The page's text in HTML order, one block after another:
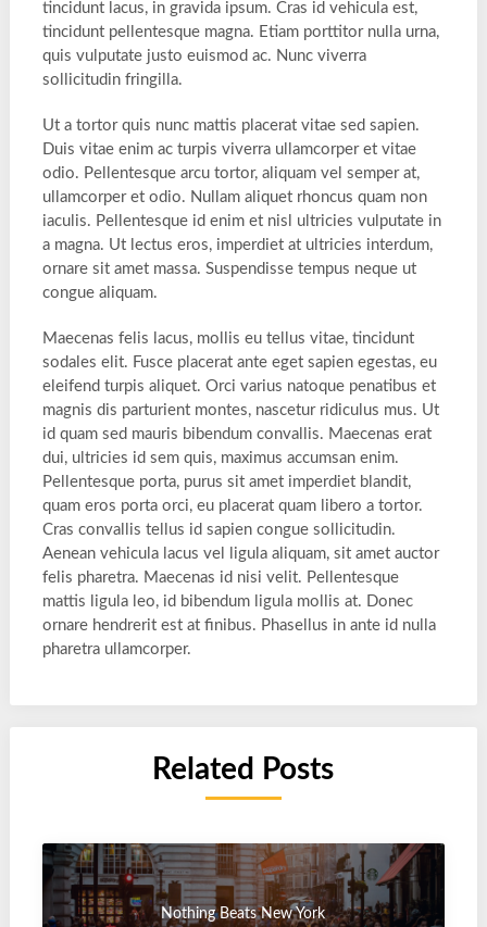
tincidunt lacus, in gravida ipsum. Cras id vehicula est,
tincidunt pellentesque magna. Etiam porttitor nulla urna,
quis vulputate justo euismod ac. Nunc viverra
sollicitudin fringilla.
Ut a tortor quis nunc mattis placerat vitae sed sapien.
Duis vitae enim ac turpis viverra ullamcorper et vitae
odio. Pellentesque arcu tortor, aliquam vel semper at,
ullamcorper et odio. Nullam aliquet rhoncus quam non
iaculis. Pellentesque id enim et nisl ultricies vulputate in
a magna. Ut lectus eros, imperdiet at ultricies interdum,
ornare sit amet massa. Suspendisse tempus neque ut
congue aliquam.
Maecenas felis lacus, mollis eu tellus vitae, tincidunt
sodales elit. Fusce placerat ante eget sapien egestas, eu
eleifend turpis aliquet. Orci varius natoque penatibus et
magnis dis parturient montes, nascetur ridiculus mus. Ut
id quam sed mauris bibendum convallis. Maecenas erat
dui, ultricies id sem quis, maximus accumsan enim.
Pellentesque porta, purus sit amet imperdiet blandit,
quam eros porta orci, eu placerat quam libero a tortor.
Cras convallis tellus id sapien congue sollicitudin.
Aenean vehicula lacus vel ligula aliquam, sit amet auctor
felis pharetra. Maecenas id nisi velit. Pellentesque
mattis ligula leo, id bibendum ligula mollis at. Donec
ornare hendrerit est at finibus. Phasellus in ante id nulla
pharetra ullamcorper.
Related Posts
Nothing Beats New York